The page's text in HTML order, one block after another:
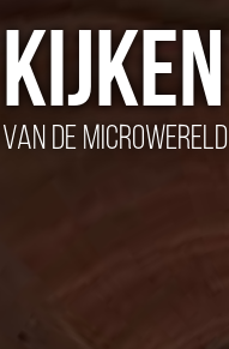
DE MICROWERELD